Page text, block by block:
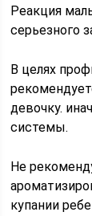
Реакция
серьезного
В целях
девочку.
системы.
Не
купании